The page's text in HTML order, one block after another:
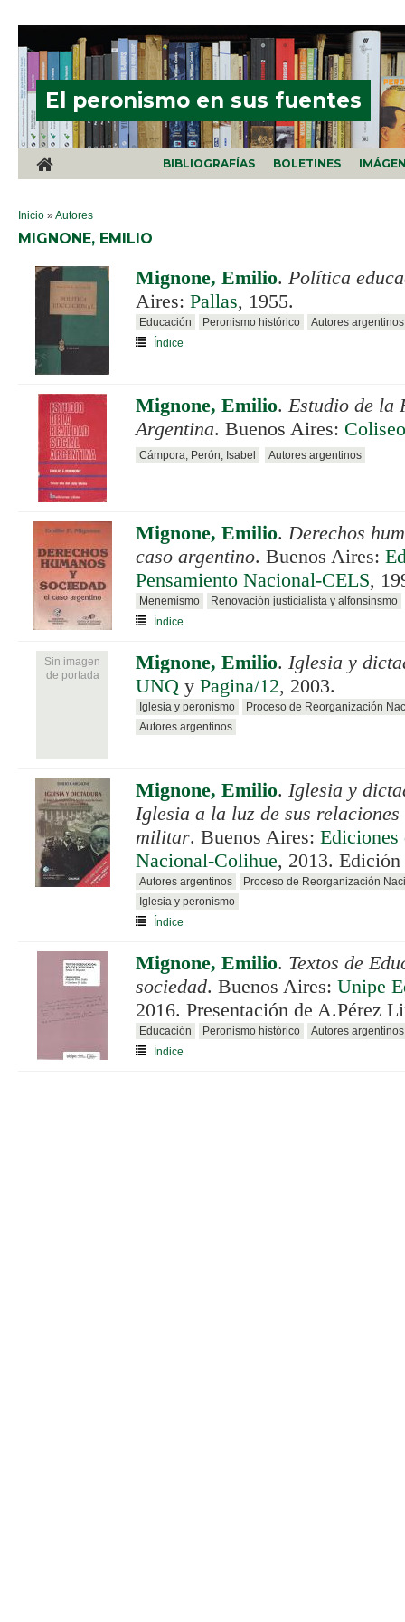
El peronismo en sus fuentes
BIBLIOGRAFÍAS BOLETINES
SE ENCUENTRA USTED AQUÍ
Inicio »Autores
MIGNONE, EMILIO
Mignone, Emilio. Política
Aires: Pallas, 1955.
Educación Peronismo histórico
Autores argentinos
Índice
Mignone, Emilio.Estudio de la
Argentina. Buenos Aires: Coliseo
Cámpora, Perón, Isabel Autores argentinos
Mignone, Emilio.Derechos
caso argentino. Buenos Aires:
Pensamiento Nacional-CELS,
Menemismo
Renovación justicialista y alfonsinsmo
Índice
Sin imagen
de portada
Mignone, Emilio. Iglesia y
UNQ y Pagina/12, 2003.
Iglesia y peronismo
Proceso de Reorganización
Autores argentinos
Mignone, Emilio. Iglesia y
Iglesia a la luz de sus
militar. Buenos Aires: Ediciones
Nacional-Colihue, 2013.
Autores argentinos
Proceso de Reorganización
Iglesia y peronismo
Índice
Mignone, Emilio. Textos de
sociedad. Buenos Aires: Unipe
2016. Presentación de A.Pérez
Educación Peronismo histórico
Autores argentinos
Índice